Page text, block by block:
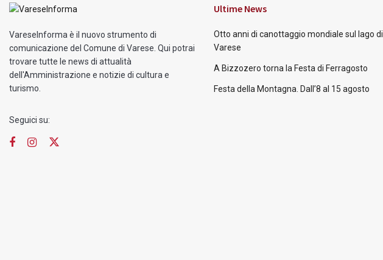
VareseInforma è il nuovo strumento di
comunicazione del Comune di Varese. Qui potrai
trovare tutte le news di attualità
dell'Amministrazione e notizie di cultura e
turismo.
Seguici su:
Ultime News
Otto anni di canottaggio mondiale sul lago di
Varese
A Bizzozero torna la Festa di Ferragosto
Festa della Montagna. Dall’8 al 15 agosto